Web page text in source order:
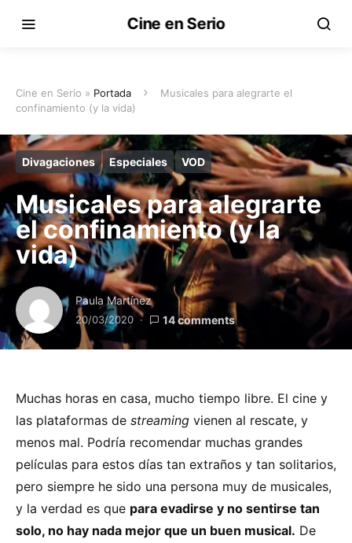
Cine en Serio
Cine en Serio » Portada
Musicales para alegrarte el
confinamiento (y la vida)
Divagaciones Especiales VOD
Musicales para alegrarte
el confinamiento (y la
vida)
Paula Martínez
20/03/2020 14 comments
Muchas horas en casa, mucho tiempo libre. El cine y
las plataformas de streaming vienen al rescate, y
menos mal. Podría recomendar muchas grandes
películas para estos días tan extraños y tan solitarios,
pero siempre he sido una persona muy de musicales,
y la verdad es que para evadirse y no sentirse tan
solo, no hay nada mejor que un buen musical. De